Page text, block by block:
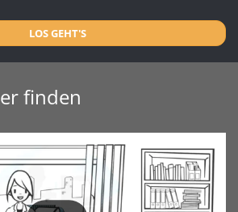
LOS GEHT'S
finden